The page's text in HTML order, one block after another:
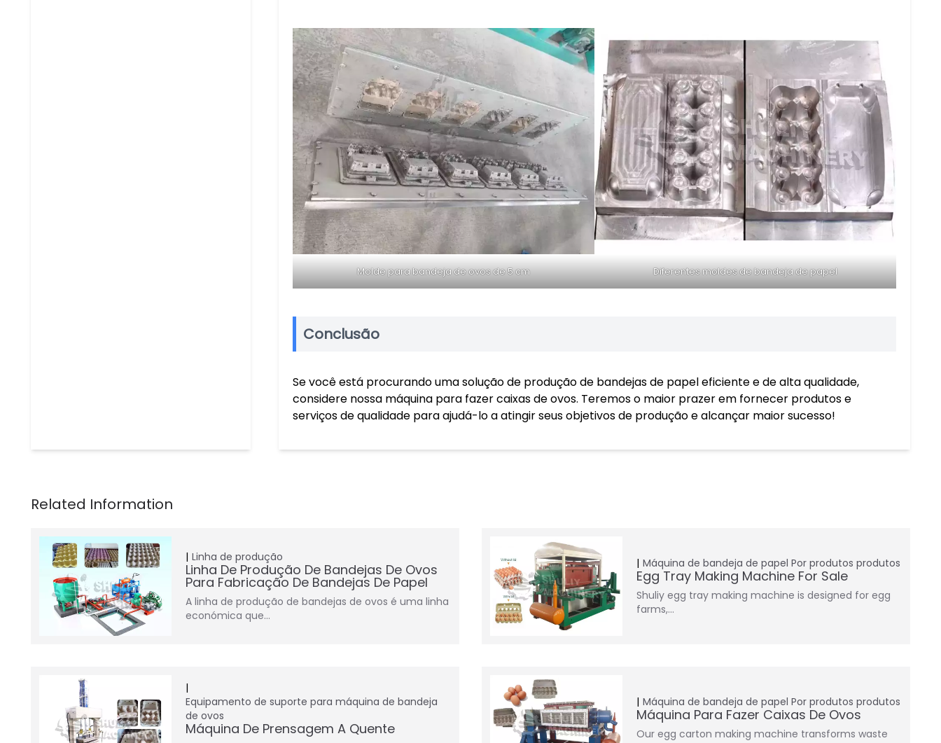
Molde para bandeja de ovos de 5 cm Diferentes moldes de bandeja de papel
Conclusão
Se você está procurando uma solução de produção de bandejas de papel eficiente e de alta qualidade,
considere nossa máquina para fazer caixas de ovos. Teremos o maior prazer em fornecer produtos e
serviços de qualidade para ajudá-lo a atingir seus objetivos de produção e alcançar maior sucesso!
Linha de produção
Linha De Produção De Bandejas De Ovos
Para Fabricação De Bandejas De Papel
A linha de produção de bandejas de ovos é uma linha
económica que…
Máquina de bandeja de papel Por produtos produtos
Egg Tray Making Machine For Sale
Shuliy egg tray making machine is designed for egg
farms,…
Equipamento de suporte para máquina de bandeja
de ovos
Máquina De Prensagem A Quente
Máquina de bandeja de papel Por produtos produtos
Máquina Para Fazer Caixas De Ovos
Our egg carton making machine transforms waste